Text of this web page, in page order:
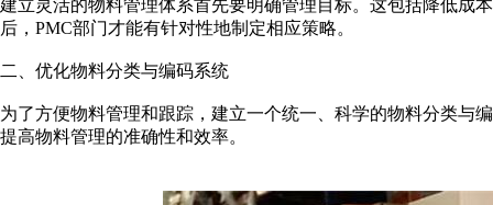
建立灵活的物料管理体系首先要明确管理目标。这包括降低成
后，PMC部门才能有针对性地制定相应策略。
二、优化物料分类与编码系统
为了方便物料管理和跟踪，建立一个统一、科学的物料分类与
提高物料管理的准确性和效率。